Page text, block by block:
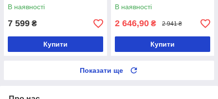
В наявності
7 599 ₴
Купити
В наявності
2 646,90 ₴ 2 941 ₴
Купити
Показати ще